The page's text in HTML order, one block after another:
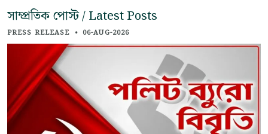
সাম্প্রতিক পোস্ট / Latest Posts
PRESS RELEASE • 06-AUG-2026